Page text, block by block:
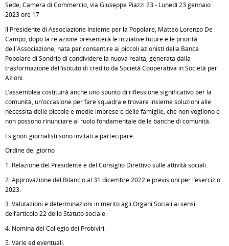
Sede; Camera di Commercio, via Giuseppe Piazzi 23 - Lunedì 23 gennaio
2023 ore 17
Il Presidente di Associazione Insieme per la Popolare, Matteo Lorenzo De
Campo, dopo la relazione presenterà le iniziative future e le priorità
dell'Associazione, nata per consentire ai piccoli azionisti della Banca
Popolare di Sondrio di condividere la nuova realtà, generata dalla
trasformazione dell’istituto di credito da Società Cooperativa in Società per
Azioni.
L’assemblea costituirà anche uno spunto di riflessione significativo per la
comunità, un’occasione per fare squadra e trovare insieme soluzioni alle
necessità delle piccole e medie imprese e delle famiglie, che non vogliono e
non possono rinunciare al ruolo fondamentale delle banche di comunità.
I signori giornalisti sono invitati a partecipare.
Ordine del giorno
1. Relazione del Presidente e del Consiglio Direttivo sulle attività sociali.
2. Approvazione del Bilancio al 31 dicembre 2022 e previsioni per l’esercizio
2023.
3. Valutazioni e determinazioni in merito agli Organi Sociali ai sensi
dell’articolo 22 dello Statuto sociale.
4. Nomina del Collegio dei Probiviri.
5. Varie ed eventuali.